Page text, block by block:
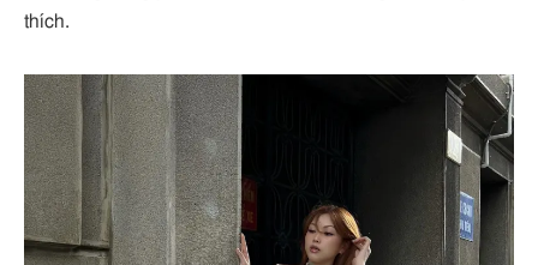
thích.